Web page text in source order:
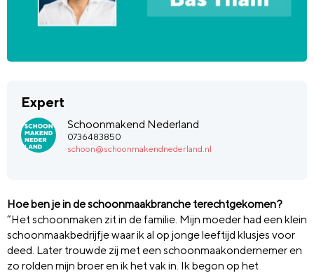
Expert
Schoonmakend Nederland
0736483850
schoon@schoonmakendnederland.nl
Hoe ben je in de schoonmaakbranche terechtgekomen?
“Het schoonmaken zit in de familie. Mijn moeder had een klein
schoonmaakbedrijfje waar ik al op jonge leeftijd klusjes voor
deed. Later trouwde zij met een schoonmaakondernemer en
zo rolden mijn broer en ik het vak in. Ik begon op het